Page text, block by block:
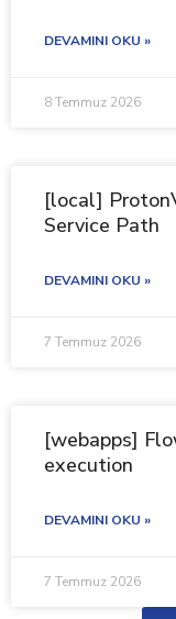
DEVAMINI OKU »
8 Temmuz 2026
[local]
Service Path
DEVAMINI OKU »
7 Temmuz 2026
[webapps]
execution
DEVAMINI OKU »
7 Temmuz 2026